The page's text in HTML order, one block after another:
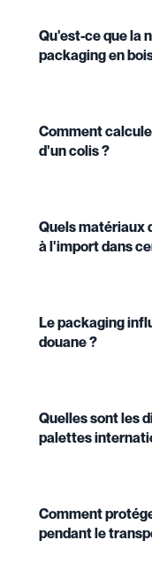
Qu'est-ce que la
packaging en
Comment
d'un colis ?
Quels matériaux
à l'import dans
Le packaging
douane ?
Quelles sont les
palettes
Comment
pendant le